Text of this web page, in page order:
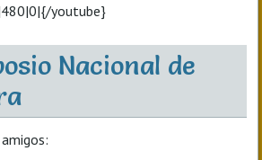
youtube}
Nacional de